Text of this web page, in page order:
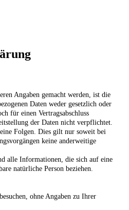
Angaben gemacht werden, ist die
Daten weder gesetzlich oder
für einen Vertragsabschluss
der Daten nicht verpflichtet.
Folgen. Dies gilt nur soweit bei
keine anderweitige
alle Informationen, die sich auf eine
natürliche Person beziehen.
ohne Angaben zu Ihrer